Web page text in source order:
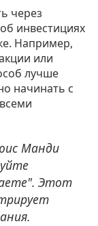
через
инвестициях
Например,
или
лучше
начинать с
Манди
Этот